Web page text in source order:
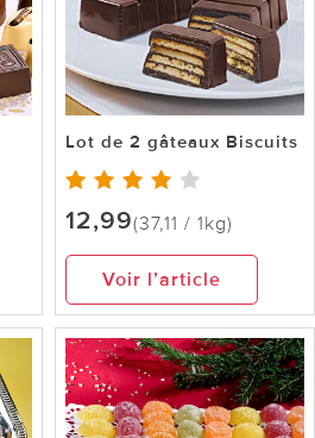
Lot de 2 gâteaux Biscuits
12,99(37,11 / 1kg)
Voir l’article